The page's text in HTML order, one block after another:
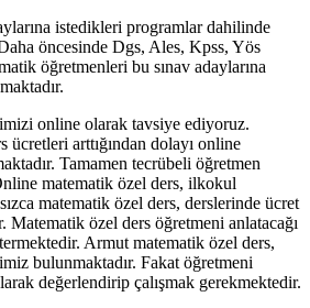
istedikleri programlar dahilinde
öncesinde Dgs, Ales, Kpss, Yös
öğretmenleri bu sınav adaylarına
online olarak tavsiye ediyoruz.
arttığından dolayı online
Tamamen tecrübeli öğretmen
matematik özel ders, ilkokul
matematik özel ders, derslerinde ücret
Matematik özel ders öğretmeni anlatacağı
Armut matematik özel ders,
bulunmaktadır. Fakat öğretmeni
değerlendirip çalışmak gerekmektedir.